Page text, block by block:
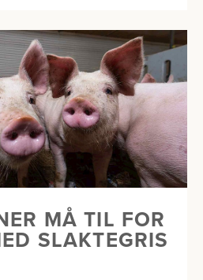
MÅ TIL FOR
SLAKTEGRIS